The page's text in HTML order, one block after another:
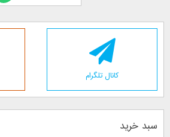
کانال تلگرام
سبد خرید